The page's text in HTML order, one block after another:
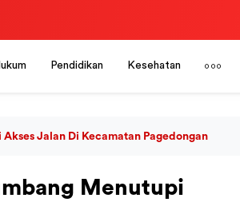
Pendidikan Kesehatan
Jalan Di Kecamatan Pagedongan
Menutupi